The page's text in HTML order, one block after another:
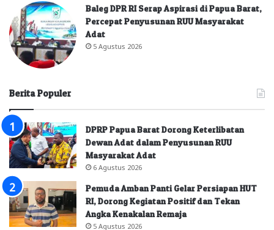
Baleg DPR RI Serap Aspirasi di Papua Barat,
Percepat Penyusunan RUU Masyarakat
Adat
5 Agustus 2026
Berita Populer
DPRP Papua Barat Dorong Keterlibatan
Dewan Adat dalam Penyusunan RUU
Masyarakat Adat
6 Agustus 2026
Pemuda Amban Panti Gelar Persiapan HUT
RI, Dorong Kegiatan Positif dan Tekan
Angka Kenakalan Remaja
5 Agustus 2026